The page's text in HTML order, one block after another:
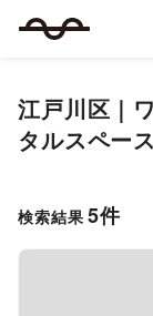
江戸川区 ｜
タルスペース
検索結果 5件